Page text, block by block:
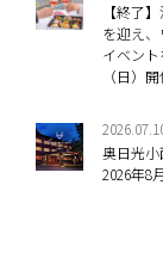
【終了
を迎え
イベント
（日）
奥日光小
2026年8